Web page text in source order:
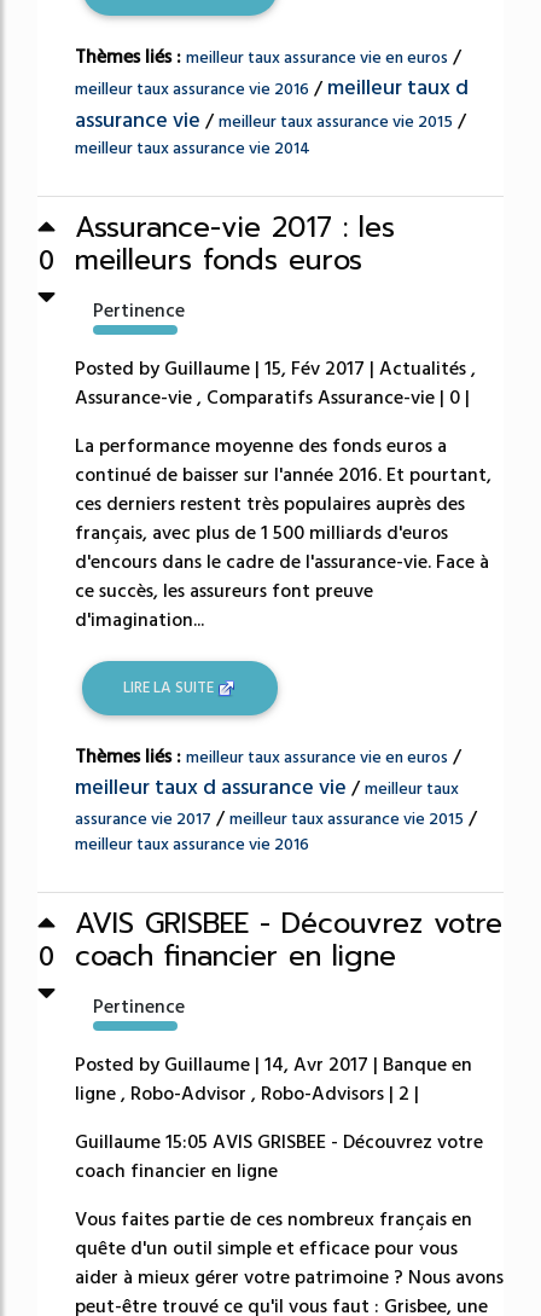
Thèmes liés : meilleur taux assurance vie en euros /
meilleur taux assurance vie 2016 /meilleur taux d
assurance vie /meilleur taux assurance vie 2015 /
meilleur taux assurance vie 2014
0
Assurance-vie 2017 : les
meilleurs fonds euros
Pertinence
302%
Posted by Guillaume | 15, Fév 2017 | Actualités ,
Assurance-vie , Comparatifs Assurance-vie | 0 |
La performance moyenne des fonds euros a
continué de baisser sur l'année 2016. Et pourtant,
ces derniers restent très populaires auprès des
français, avec plus de 1 500 milliards d'euros
d'encours dans le cadre de l'assurance-vie. Face à
ce succès, les assureurs font preuve
d'imagination...
LIRE LA SUITE
Thèmes liés : meilleur taux assurance vie en euros /
meilleur taux d assurance vie /meilleur taux
assurance vie 2017 /meilleur taux assurance vie 2015 /
meilleur taux assurance vie 2016
0
AVIS GRISBEE - Découvrez votre
coach financier en ligne
Pertinence
135%
Posted by Guillaume | 14, Avr 2017 | Banque en
ligne , Robo-Advisor , Robo-Advisors | 2 |
Guillaume 15:05 AVIS GRISBEE - Découvrez votre
coach financier en ligne
Vous faites partie de ces nombreux français en
quête d'un outil simple et efficace pour vous
aider à mieux gérer votre patrimoine ? Nous avons
peut-être trouvé ce qu'il vous faut : Grisbee, une